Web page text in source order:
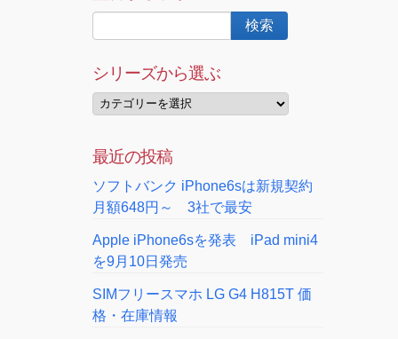
シリーズから選ぶ
最近の投稿
ソフトバンク iPhone6sは新規契約
月額648円～ 3社で最安
Apple iPhone6sを発表 iPad mini4
を9月10日発売
SIMフリースマホ LG G4 H815T 価
格・在庫情報